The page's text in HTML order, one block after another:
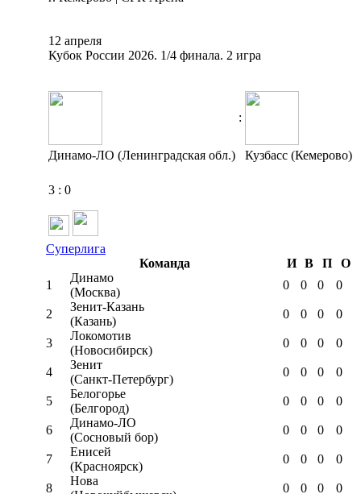
12 апреля
Кубок России 2026. 1/4 финала. 2 игра
:
Динамо-ЛО (Ленинградская обл.) Кузбасс (Кемерово)
3 : 0
Суперлига
Команда
И В П
О
1
Динамо
(Москва)
0 0 0 0
2
Зенит-Казань
(Казань)
0 0 0 0
3
Локомотив
(Новосибирск)
0 0 0 0
4
Зенит
(Санкт-Петербург)
0 0 0 0
5
Белогорье
(Белгород)
0 0 0 0
6
Динамо-ЛО
(Сосновый бор)
0 0 0 0
7
Енисей
(Красноярск)
0 0 0 0
8
Нова
0 0 0 0